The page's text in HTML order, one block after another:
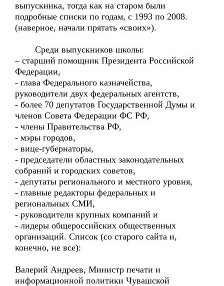
выпускника, тогда как на старом были
подробные списки по годам, с 1993 по 2008.
(наверное, начали прятать «своих»).
Среди выпускников школы:
– старший помощник Президента Российской
Федерации,
- глава Федерального казначейства,
руководители двух федеральных агентств,
- более 70 депутатов Государственной Думы и
членов Совета Федерации ФС РФ,
- члены Правительства РФ,
- мэры городов,
- вице-губернаторы,
- председатели областных законодательных
собраний и городских советов,
- депутаты регионального и местного уровня,
- главные редакторы федеральных и
региональных СМИ,
- руководители крупных компаний и
- лидеры общероссийских общественных
организаций. Список (со старого сайта и,
конечно, не все):
Валерий Андреев, Министр печати и
информационной политики Чувашской